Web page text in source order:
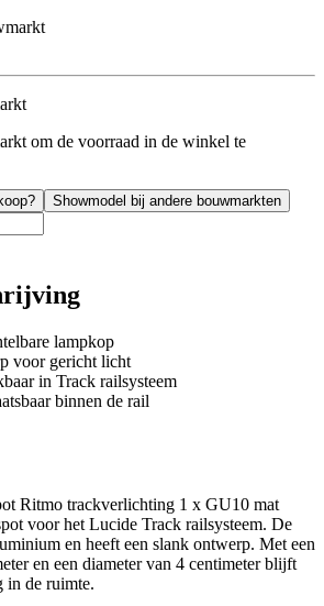
om de voorraad in de winkel te
Showmodel bij andere bouwmarkten
lampkop
voor gericht licht
in Track railsysteem
binnen de rail
Ritmo trackverlichting 1 x GU10 mat
voor het Lucide Track railsysteem. De
en heeft een slank ontwerp. Met een
en een diameter van 4 centimeter blijft
in de ruimte.